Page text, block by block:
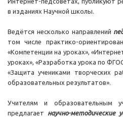
в изданиях Научной школы.
Ведётся несколько направлений
том числе практико-
«Компетенции на уроках»,
уроках», «Разработка урока по
«Защита учениками творческих
образовательных результатов».
Учителям и образовательным
предлагает научно-методические